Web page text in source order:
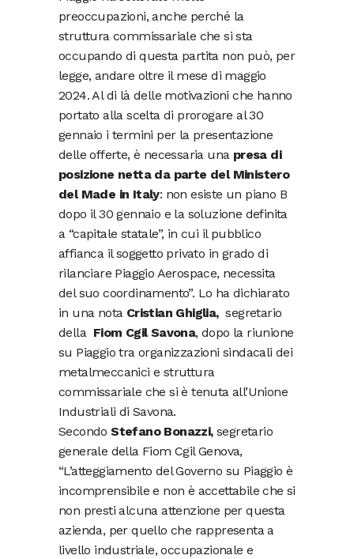
preoccupazioni, anche perché la
struttura commissariale che si sta
occupando di questa partita non può, per
legge, andare oltre il mese di maggio
2024. Al di là delle motivazioni che hanno
portato alla scelta di prorogare al 30
gennaio i termini per la presentazione
delle offerte, è necessaria una presa di
posizione netta da parte del Ministero
del Made in Italy: non esiste un piano B
dopo il 30 gennaio e la soluzione definita
a “capitale statale”, in cui il pubblico
affianca il soggetto privato in grado di
rilanciare Piaggio Aerospace, necessita
del suo coordinamento”. Lo ha dichiarato
in una nota Cristian Ghiglia, segretario
della Fiom Cgil Savona, dopo la riunione
su Piaggio tra organizzazioni sindacali dei
metalmeccanici e struttura
commissariale che si è tenuta all’Unione
Industriali di Savona.
SecondoStefano Bonazzi,segretario
generale della Fiom Cgil Genova,
“L’atteggiamento del Governo su Piaggio è
incomprensibile e non è accettabile che si
non presti alcuna attenzione per questa
azienda, per quello che rappresenta a
livello industriale, occupazionale e